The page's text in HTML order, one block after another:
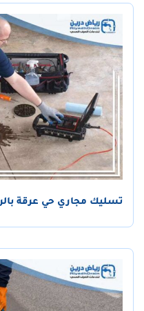
تسليك مجاري حي عرقة